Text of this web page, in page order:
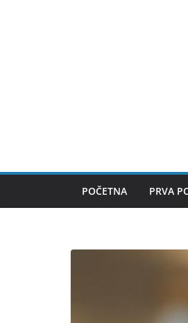
POČETNA PRVA